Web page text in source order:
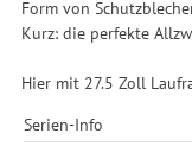
Form von
Kurz: die perfekte
Hier mit 27.5 Zoll
Serien-Info